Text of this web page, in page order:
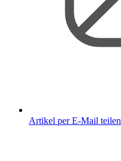
Artikel per E-Mail teilen